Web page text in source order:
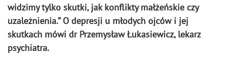
widzimy tylko skutki, jak konflikty małżeńskie czy
uzależnienia.” O depresji u młodych ojców i jej
skutkach mówi dr Przemysław Łukasiewicz, lekarz
psychiatra.